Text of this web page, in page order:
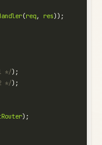
(req, res));
1 */);
2 */);
);